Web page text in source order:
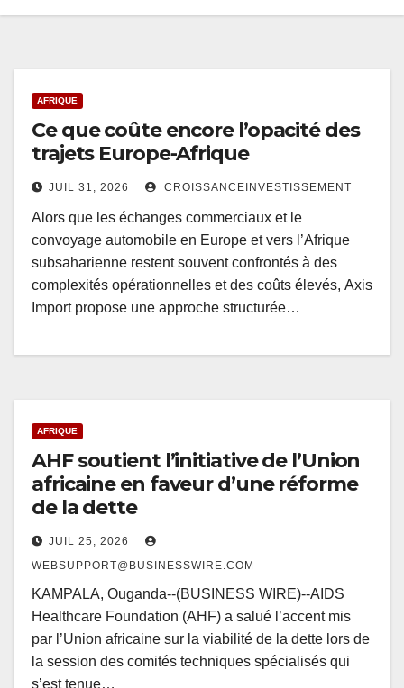
AFRIQUE
Ce que coûte encore l’opacité des
trajets Europe-Afrique
JUIL 31, 2026 CROISSANCEINVESTISSEMENT
Alors que les échanges commerciaux et le
convoyage automobile en Europe et vers l’Afrique
subsaharienne restent souvent confrontés à des
complexités opérationnelles et des coûts élevés, Axis
Import propose une approche structurée…
AFRIQUE
AHF soutient l’initiative de l’Union
africaine en faveur d’une réforme
de la dette
JUIL 25, 2026
WEBSUPPORT@BUSINESSWIRE.COM
KAMPALA, Ouganda--(BUSINESS WIRE)--AIDS
Healthcare Foundation (AHF) a salué l’accent mis
par l’Union africaine sur la viabilité de la dette lors de
la session des comités techniques spécialisés qui
s’est tenue…